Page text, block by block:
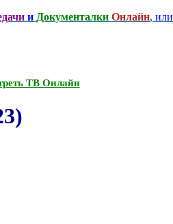
и Документалки Онлайн, или
ТВ Онлайн